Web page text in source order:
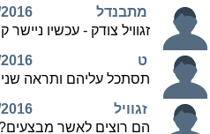
מתבנדל
זגוויל צודק - עכשיו
ט
תסתכל עליהם ותראה
זגוויל
הם רוצים לאשר מבצעים?